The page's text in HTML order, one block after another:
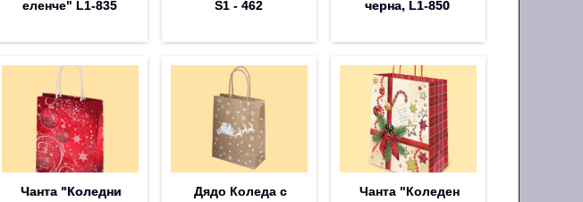
еленче" L1-835
S1 - 462
черна, L1-850
Чанта "Коледни
Дядо Коледа с
Чанта "Коледен